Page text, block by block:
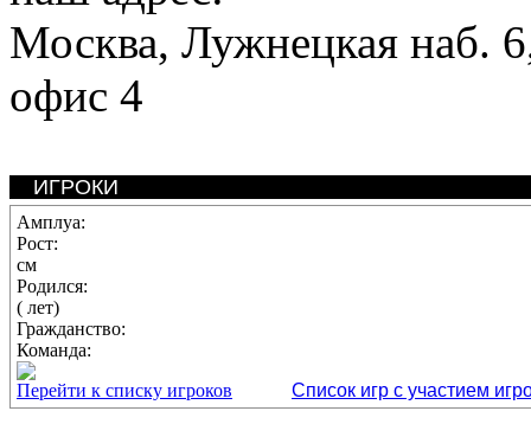
Москва, Лужнецкая наб.
офис 4
ИГРОКИ
Амплуа:
Рост:
см
Родился:
( лет)
Гражданство:
Команда:
Перейти к списку игроков
Список игр с участием